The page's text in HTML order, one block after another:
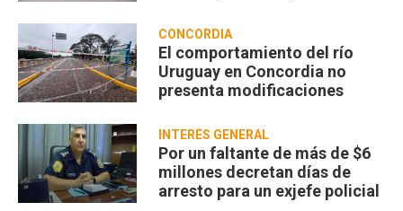
CONCORDIA
El comportamiento del río
Uruguay en Concordia no
presenta modificaciones
INTERÉS GENERAL
Por un faltante de más de $6
millones decretan días de
arresto para un exjefe policial